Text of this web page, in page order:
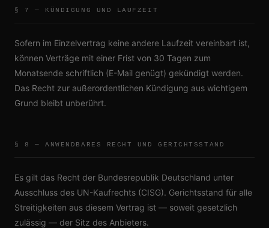
§ 7 — KÜNDIGUNG UND LAUFZEIT
Sofern im Einzelvertrag keine andere Laufzeit vereinbart ist,
können Verträge mit einer Frist von 30 Tagen zum
Monatsende schriftlich (E-Mail genügt) gekündigt werden.
Das Recht zur außerordentlichen Kündigung aus wichtigem
Grund bleibt unberührt.
§ 8 — ANWENDBARES RECHT UND GERICHTSSTAND
Es gilt das Recht der Bundesrepublik Deutschland unter
Ausschluss des UN-Kaufrechts (CISG). Gerichtsstand für alle
Streitigkeiten aus diesem Vertrag ist — soweit gesetzlich
zulässig — der Sitz des Anbieters.